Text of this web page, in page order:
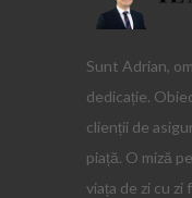
Sunt Adrian,
dedicație.
clienții de
piață. O miză
viața de zi cu